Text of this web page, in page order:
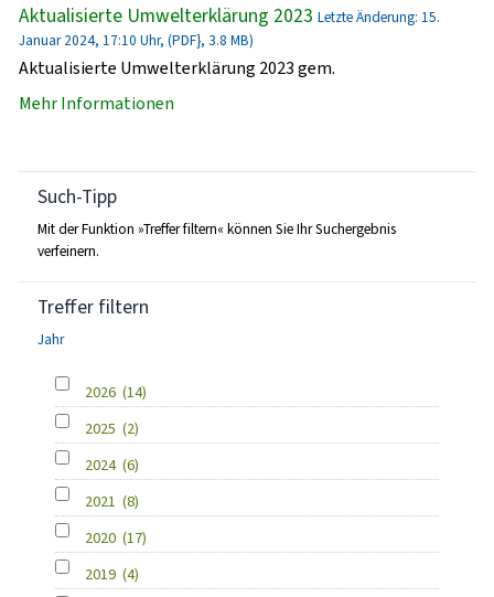
Aktualisierte Umwelterklärung 2023 Letzte Änderung: 15.
Januar 2024, 17:10 Uhr, (PDF}, 3.8 MB)
Aktualisierte Umwelterklärung 2023 gem.
Mehr Informationen
Such-Tipp
Mit der Funktion »Treffer filtern« können Sie Ihr Suchergebnis
verfeinern.
Treffer filtern
Jahr
2026 (14)
2025 (2)
2024 (6)
2021 (8)
2020 (17)
2019 (4)